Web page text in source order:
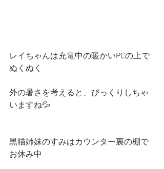
レイちゃんは充電中の暖かいPCの上で
ぬくぬく
外の暑さを考えると、びっくりしちゃ
いますね💦
黒猫姉妹のすみはカウンター裏の棚で
お休み中